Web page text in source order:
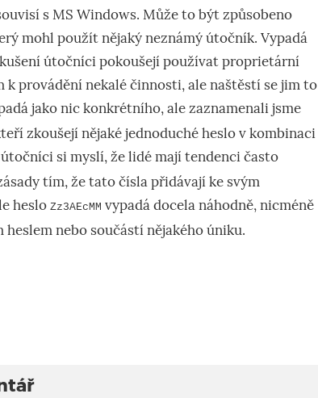
s MS Windows. Může to být způsobeno
mohl použítnějakýneznámýútočník. Vypadá
útočníci pokoušejí používat proprietární
k provádění nekalé činnosti, ale naštěstí se jim to
jako nic konkrétního, ale zaznamenali jsme
zkoušejí nějaké jednoduché heslo v kombinaci
útočníci si myslí, že lidé mají tendenci často
tím, že tato čísla přidávají ke svým
heslo Zz3AEcMM vypadá docela náhodně,nicméně
heslemnebo součástínějakého úniku.